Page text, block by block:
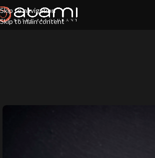
Skip to navigation
Skip to main content